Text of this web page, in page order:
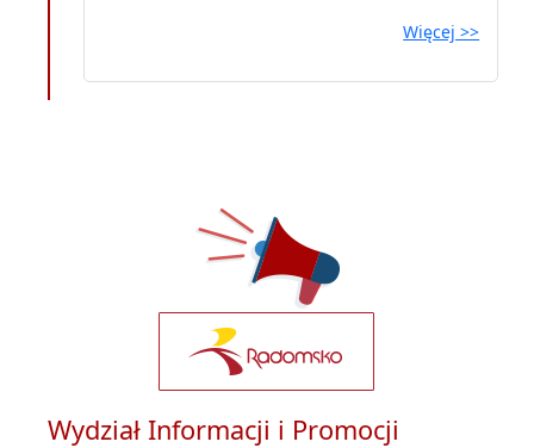
Więcej >>
Wydział Informacji i Promocji